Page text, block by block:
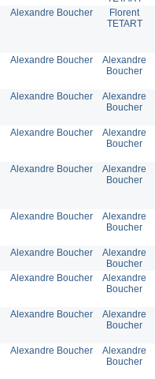
Alexandre Boucher
Florent
TETART
Alexandre Boucher
Alexandre
Boucher
Alexandre Boucher
Alexandre
Boucher
Alexandre Boucher
Alexandre
Boucher
Alexandre Boucher
Alexandre
Boucher
Alexandre Boucher
Alexandre
Boucher
Alexandre Boucher
Alexandre
Boucher
Alexandre Boucher
Alexandre
Boucher
Alexandre Boucher
Alexandre
Boucher
Alexandre Boucher
Alexandre
Boucher